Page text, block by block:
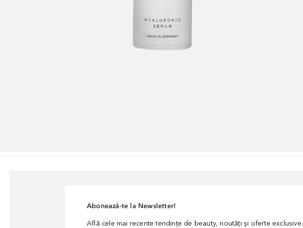
Abonează-te la Newsletter!
Află cele mai recente tendințe de beauty, noutăți și oferte exclusive.